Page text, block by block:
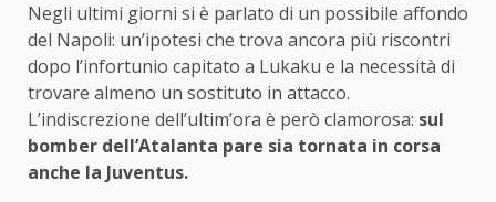
Negli ultimi giorni si è parlato di un possibile affondo
del Napoli: un’ipotesi che trova ancora più riscontri
dopo l’infortunio capitato a Lukaku e la necessità di
trovare almeno un sostituto in attacco.
L’indiscrezione dell’ultim’ora è però clamorosa: sul
bomber dell’Atalanta pare sia tornata in corsa
anche la Juventus.